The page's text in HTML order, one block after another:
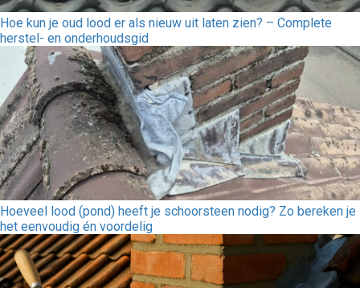
Hoe kun je oud lood er als nieuw uit laten zien? – Complete
herstel- en onderhoudsgid
Hoeveel lood (pond) heeft je schoorsteen nodig? Zo bereken je
het eenvoudig én voordelig